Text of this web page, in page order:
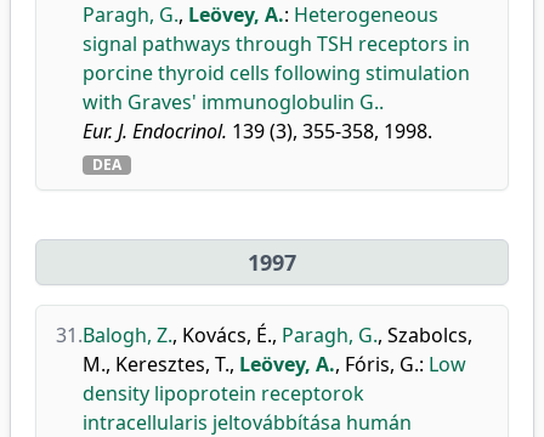
Paragh, G., Leövey, A.: Heterogeneous
signal pathways through TSH receptors in
porcine thyroid cells following stimulation
with Graves' immunoglobulin G..
Eur. J. Endocrinol. 139 (3), 355-358, 1998.
DEA
1997
31.Balogh, Z., Kovács, É., Paragh, G., Szabolcs,
M., Keresztes, T., Leövey, A., Fóris, G.: Low
density lipoprotein receptorok
intracellularis jeltovábbítása humán